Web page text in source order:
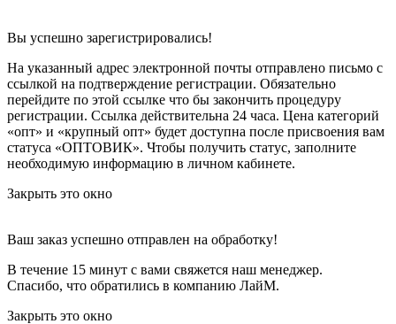
Вы успешно зарегистрировались!
На указанный адрес электронной почты отправлено письмо с
ссылкой на подтверждение регистрации. Обязательно
перейдите по этой ссылке что бы закончить процедуру
регистрации. Ссылка действительна 24 часа. Цена категорий
«опт» и «крупный опт» будет доступна после присвоения вам
статуса «ОПТОВИК». Чтобы получить статус, заполните
необходимую информацию в личном кабинете.
Закрыть это окно
Ваш заказ успешно отправлен на обработку!
В течение 15 минут с вами свяжется наш менеджер.
Спасибо, что обратились в компанию ЛайМ.
Закрыть это окно